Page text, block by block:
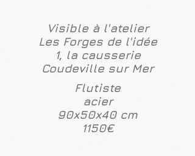
Visible à l'atelier
Les Forges de l'idée
1, la causserie
Coudeville sur Mer
Flutiste
acier
90x50x40 cm
1150€